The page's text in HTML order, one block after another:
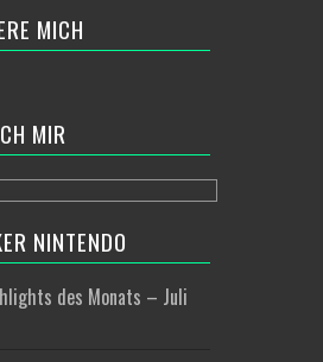
MICH
MIR
NINTENDO
des Monats – Juli